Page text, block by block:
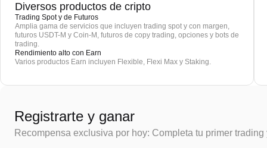
Diversos productos de cripto
Trading Spot y de Futuros
Amplia gama de servicios que incluyen trading spot y con margen,
futuros USDT-M y Coin-M, futuros de copy trading, opciones y bots de
trading.
Rendimiento alto con Earn
Varios productos Earn incluyen Flexible, Flexi Max y Staking.
Registrarte y ganar
Recompensa exclusiva por hoy: Completa tu primer